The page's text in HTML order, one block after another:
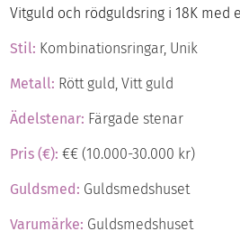
Vitguld och rödguldsring i 18K med
Stil: Kombinationsringar, Unik
Metall: Rött guld, Vitt guld
Ädelstenar: Färgade stenar
Pris (€):€€ (10.000-30.000 kr)
Guldsmed: Guldsmedshuset
Varumärke: Guldsmedshuset